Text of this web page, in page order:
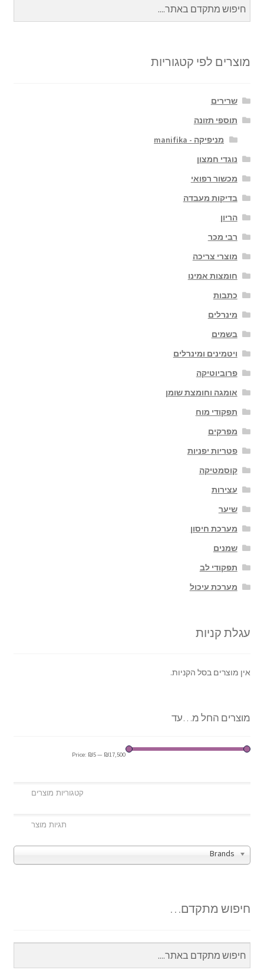
מוצרים לפי קטגוריות
שרירים
תוספי תזונה
מניפיקה - manifika
נוגדי חמצון
מכשור רפואי
בדיקות מעבדה
הריון
רבי מכר
מוצרי צריכה
חומצות אמינו
כתבות
מינרלים
בשמים
ויטמינים ומינרלים
פרוביוטיקה
אומגה וחומצת שומן
תפקודי מוח
מפרקים
פטריות יפניות
קוסמטיקה
עצירות
שיער
מערכת חיסון
שמנים
תפקודי לב
מערכת עיכול
עגלת קניות
אין מוצרים בסל הקניות.
מוצרים החל מ…עד
Price: ₪5— ₪17,500
Brands
חיפוש מתקדם…